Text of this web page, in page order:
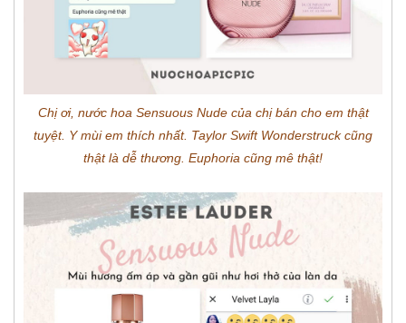
Chị ơi, nước hoa Sensuous Nude của chị bán cho em thật
tuyệt. Y mùi em thích nhất. Taylor Swift Wonderstruck cũng
thật là dễ thương. Euphoria cũng mê thật!